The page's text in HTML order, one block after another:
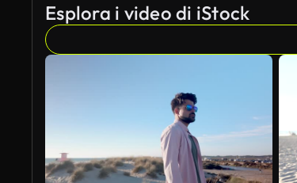
Esplora i video di iStock